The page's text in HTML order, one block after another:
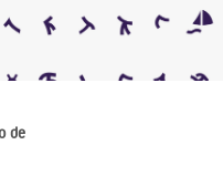
de